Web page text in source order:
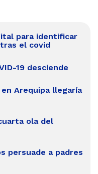
para identificar
el covid
19 desciende
en Arequipa llegaría
ola del
persuade a padres